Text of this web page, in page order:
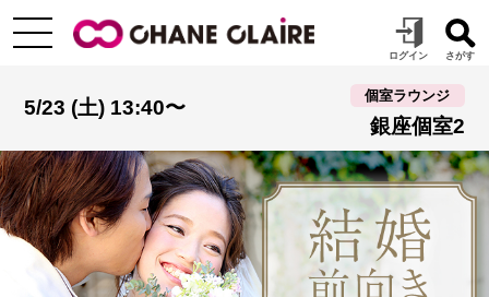
5/23 (土) 13:40〜
個室ラウンジ
銀座個室2